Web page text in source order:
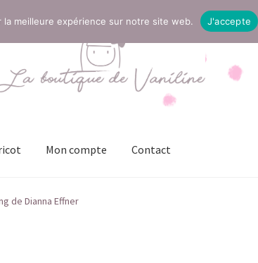
Mon compte Contact
Mon compte
de Dianna Effner
meilleure expérience sur notre site web. J'accepte